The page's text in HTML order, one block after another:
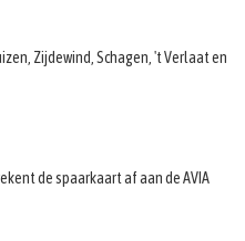
Zijdewind, Schagen, 't Verlaat en
de spaarkaart af aan de AVIA